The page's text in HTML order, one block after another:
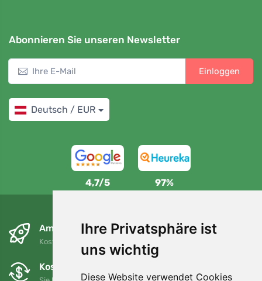
Ihre Privatsphäre ist
uns wichtig
Diese Website verwendet Cookies
Abonnieren Sie unseren Newsletter
Einloggen
Deutsch / EUR
4,7/5 97%
Am nächsten Tag und kostenlos
Kostenloser Versand für Bestellungen über 80 EUR
Kostenloser Umtausch und Rückgabe